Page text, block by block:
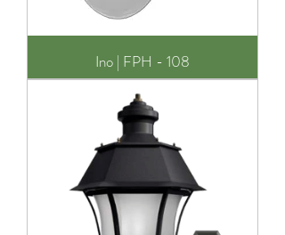
Ino | FPH - 108